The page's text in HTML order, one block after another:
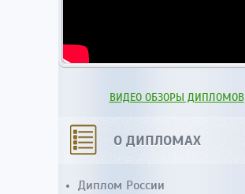
ВИДЕО ОБЗОРЫ ДИПЛОМОВ
О ДИПЛОМАХ
Диплом России